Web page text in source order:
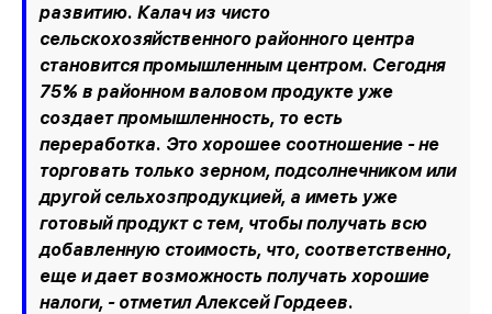
развитию. Калач из чисто
сельскохозяйственного районного центра
становится промышленным центром. Сегодня
75% в районном валовом продукте уже
создает промышленность, то есть
переработка. Это хорошее соотношение - не
торговать только зерном, подсолнечником или
другой сельхозпродукцией, а иметь уже
готовый продукт с тем, чтобы получать всю
добавленную стоимость, что, соответственно,
еще и дает возможность получать хорошие
налоги, - отметил Алексей Гордеев.